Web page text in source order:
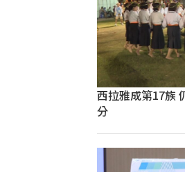
西拉雅成第17族
分